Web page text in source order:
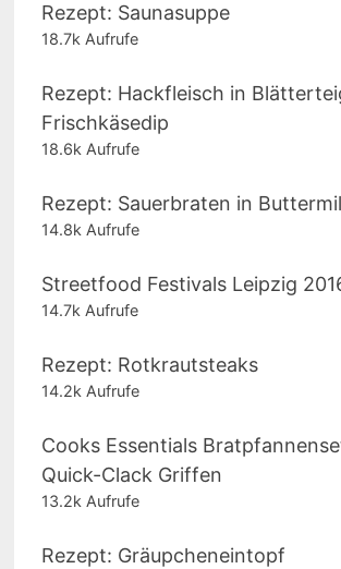
Rezept: Saunasuppe
18.7k Aufrufe
Rezept: Hackfleisch in
Frischkäsedip
18.6k Aufrufe
Rezept: Sauerbraten in
14.8k Aufrufe
Streetfood Festivals Leipzig
14.7k Aufrufe
Rezept: Rotkrautsteaks
14.2k Aufrufe
Cooks Essentials
Quick-Clack Griffen
13.2k Aufrufe
Rezept: Gräupcheneintopf